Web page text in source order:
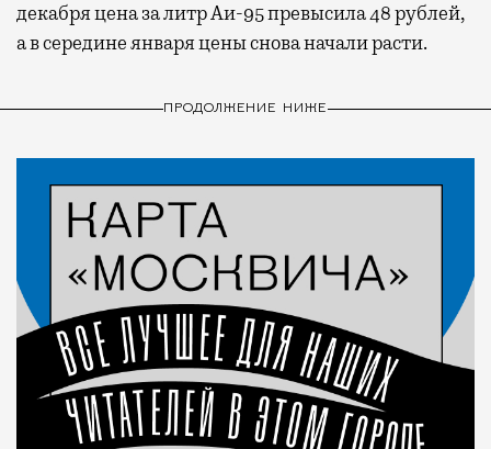
декабря цена за литр Аи-95 превысила 48 рублей,
а в середине января цены снова начали расти.
ПРОДОЛЖЕНИЕ НИЖЕ